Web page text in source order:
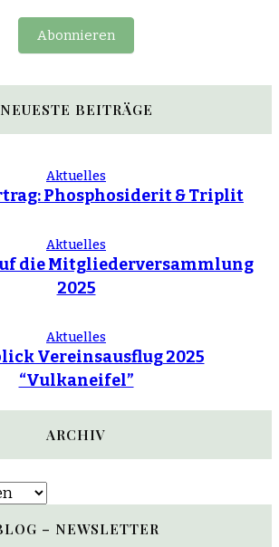
Abonnieren
NEUESTE BEITRÄGE
Aktuelles
Phosphosiderit & Triplit
Aktuelles
die Mitgliederversammlung
2025
Aktuelles
Vereinsausflug 2025
“Vulkaneifel”
ARCHIV
– NEWSLETTER